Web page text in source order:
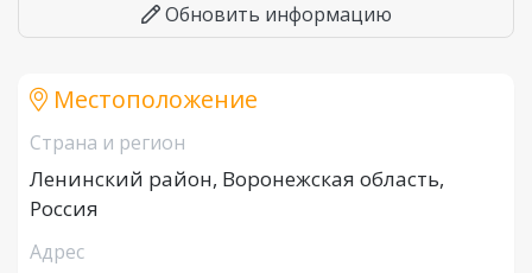
Обновить информацию
Местоположение
Страна и регион
Ленинский район, Воронежская область,
Россия
Адрес